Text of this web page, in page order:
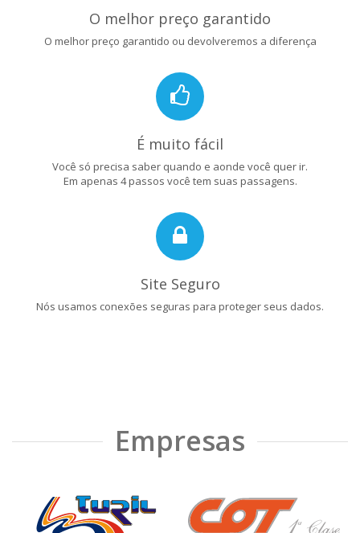
O melhor preço garantido
O melhor preço garantido ou devolveremos a diferença
É muito fácil
Você só precisa saber quando e aonde você quer ir.
Em apenas 4 passos você tem suas passagens.
Site Seguro
Nós usamos conexões seguras para proteger seus dados.
Empresas
❮ ❯